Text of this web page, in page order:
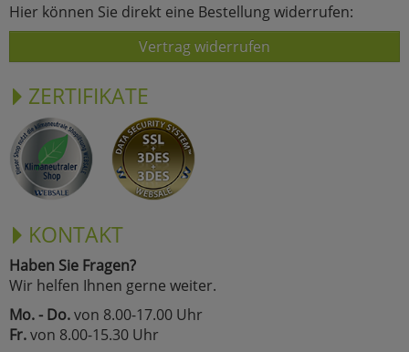
Hier können Sie direkt eine Bestellung widerrufen:
Vertrag widerrufen
ZERTIFIKATE
KONTAKT
Haben Sie Fragen?
Wir helfen Ihnen gerne weiter.
Mo. - Do.von 8.00-17.00 Uhr
Fr.von 8.00-15.30 Uhr